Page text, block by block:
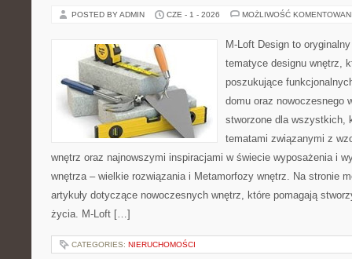
POSTED BY ADMIN CZE - 1 - 2026 MOŻLIWOŚĆ
M-Loft Design to
tematyce designu wnętrz,
poszukujące
domu oraz nowoczesnego
stworzone dla wszystkich,
tematami związanymi z
wnętrz oraz najnowszymi inspiracjami w świecie wyposażenia i
wnętrza – wielkie rozwiązania i Metamorfozy wnętrz. Na stronie
artykuły dotyczące nowoczesnych wnętrz, które pomagają
życia. M-Loft […]
CATEGORIES: NIERUCHOMOŚCI